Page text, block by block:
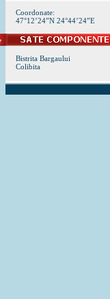
Coordonate:
47°12’24”N 24°44’24”E
Bistrita Bargaului
Colibita